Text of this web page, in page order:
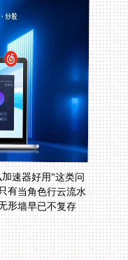
速器好用"这类问
有当角色行云流水
形墙早已不复存